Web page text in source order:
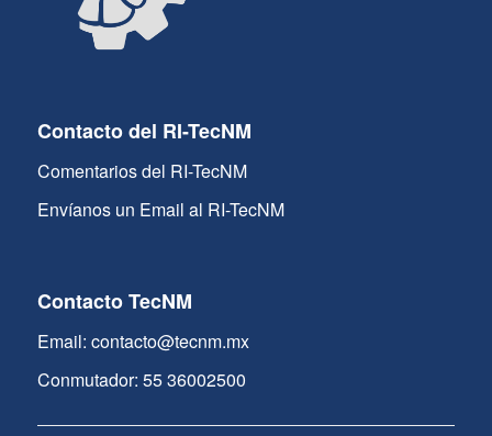
Contacto del RI-TecNM
Comentarios del RI-TecNM
Envíanos un Email al RI-TecNM
Contacto TecNM
Email: contacto@tecnm.mx
Conmutador: 55 36002500